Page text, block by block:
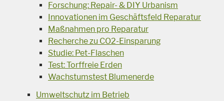
Forschung: Repair- & DIY Urbanism
Innovationen im Geschäftsfeld Reparatur
Maßnahmen pro Reparatur
Recherche zu CO2-Einsparung
Studie: Pet-Flaschen
Test: Torffreie Erden
Wachstumstest Blumenerde
Umweltschutz im Betrieb